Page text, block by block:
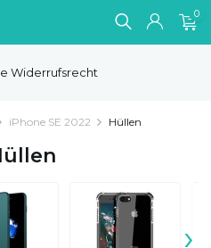
0
Widerrufsrecht
iPhone SE 2022 Hüllen
›